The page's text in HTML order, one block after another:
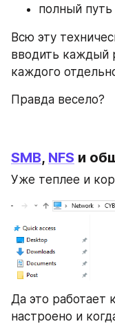
полный путь
Всю эту
вводить каждый
каждого
Правда весело?
SMB, NFS и
Уже теплее и
Да это работает
настроено и